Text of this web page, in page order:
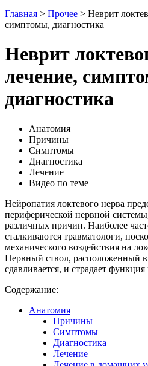
Главная > Прочее > Неврит
симптомы, диагностика
Неврит
лечение,
диагностика
Анатомия
Причины
Симптомы
Диагностика
Лечение
Видео по теме
Нейропатия локтевого нерва
периферической нервной
различных причин. Наиболее
сталкиваются травматологи,
механического воздействия на
Нервный ствол, расположенный в
сдавливается, и страдает
Содержание:
Анатомия
Причины
Симптомы
Диагностика
Лечение